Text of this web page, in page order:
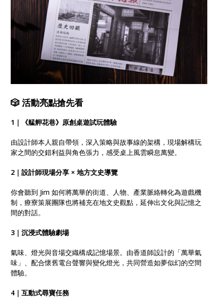
🎲 活動亮點搶先看
1｜《艋舺花巷》原創桌遊試玩體驗
由設計師本人親自帶領，深入策略與故事線的架構，現場解構玩
家之間的交錯利益與角色張力，感受桌上風雲瞬息萬變。
2｜設計師現場分享 × 地方文史導覽
你會聽到 Jim 如何將萬華的街道、人物、產業脈絡轉化為遊戲機
制，療寮策展團隊也將補充在地文史觀點，延伸出文化與記憶之
間的對話。
3｜沉浸式體驗劇場
氣味、燈光與音場交織構成記憶場景。由香道師設計的「萬華氣
味」、配合懷舊電台聲響與變化燈光，共同營造如夢似幻的空間
體驗。
4｜互動式尋寶任務